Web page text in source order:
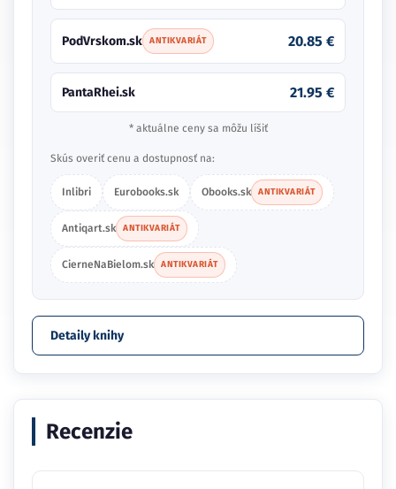
PodVrskom.sk ANTIKVARIÁT 20.85 €
PantaRhei.sk 21.95 €
* aktuálne ceny sa môžu líšiť
Skús overiť cenu a dostupnosť na:
Inlibri Eurobooks.sk Obooks.sk ANTIKVARIÁT
Antiqart.sk ANTIKVARIÁT
CierneNaBielom.sk ANTIKVARIÁT
Detaily knihy
Recenzie